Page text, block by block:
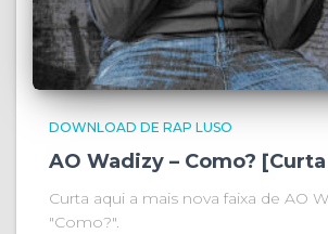
DOWNLOAD DE RAP LUSO
AO Wadizy – Como?
Curta aqui a mais nova faixa de AO
"Como?".